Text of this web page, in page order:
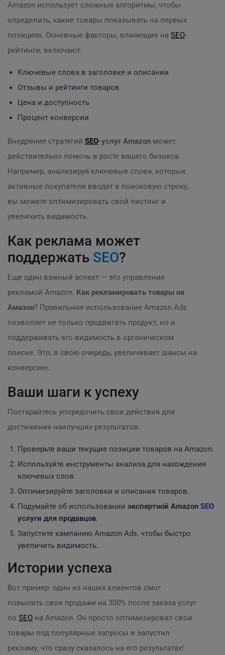
Amazon использует сложные алгоритмы, чтобы
определить, какие товары показывать на первых
позициях. Основные факторы, влияющие на SEO-
рейтинги, включают:
Ключевые слова в заголовке и описании
Отзывы и рейтинги товаров
Цена и доступность
Процент конверсии
Внедрение стратегий SEO-услуг Amazon может
действительно помочь в росте вашего бизнеса.
Например, анализируя ключевые слова, которые
активные покупатели вводят в поисковую строку,
вы можете оптимизировать свой листинг и
увеличить видимость.
Как реклама может
поддержать SEO?
Еще один важный аспект — это управление
рекламой Amazon. Как рекламировать товары на
Амазон? Правильное использование Amazon Ads
позволяет не только продвигать продукт, но и
поддерживать его видимость в органическом
поиске. Это, в свою очередь, увеличивает шансы на
конверсию.
Ваши шаги к успеху
Постарайтесь упорядочить свои действия для
достижения наилучших результатов:
Проверьте ваши текущие позиции товаров на Amazon.
Используйте инструменты анализа для нахождения
ключевых слов.
Оптимизируйте заголовки и описания товаров.
Подумайте об использовании экспертной Amazon SEO
услуги для продавцов.
Запустите кампанию Amazon Ads, чтобы быстро
увеличить видимость.
Истории успеха
Вот пример: один из наших клиентов смог
повысить свои продажи на 300% после заказа услуг
по SEO на Amazon. Он просто оптимизировал свои
товары под популярные запросы и запустил
рекламу, что сразу сказалось на его результатах!